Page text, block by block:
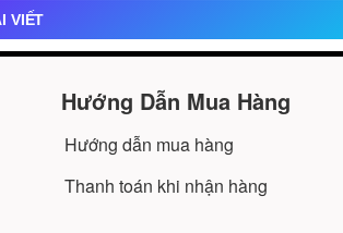
4.350.000đ 3.790.000đ
4.590.000đ 3.490.000
3.990.000
6.550.000đ 4.850.000
VIẾT
Hướng Dẫn Mua Hàng
Hướng dẫn mua hàng
Thanh toán khi nhận hàng